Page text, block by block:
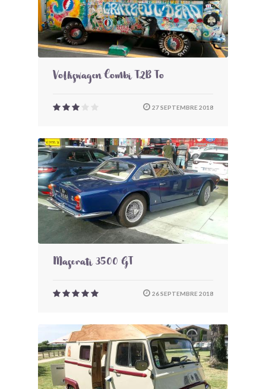
Volkswagen Combi T2B To
27 SEPTEMBRE 2018
Maserati 3500 GT
26 SEPTEMBRE 2018